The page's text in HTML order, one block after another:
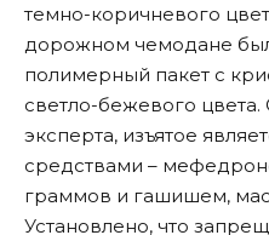
темно-коричневого
дорожном чемодане
полимерный пакет с
светло-бежевого
эксперта, изъятое
средствами –
граммов и гашишем,
Установлено, что